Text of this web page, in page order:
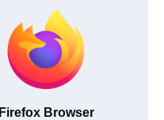
Firefox Browser